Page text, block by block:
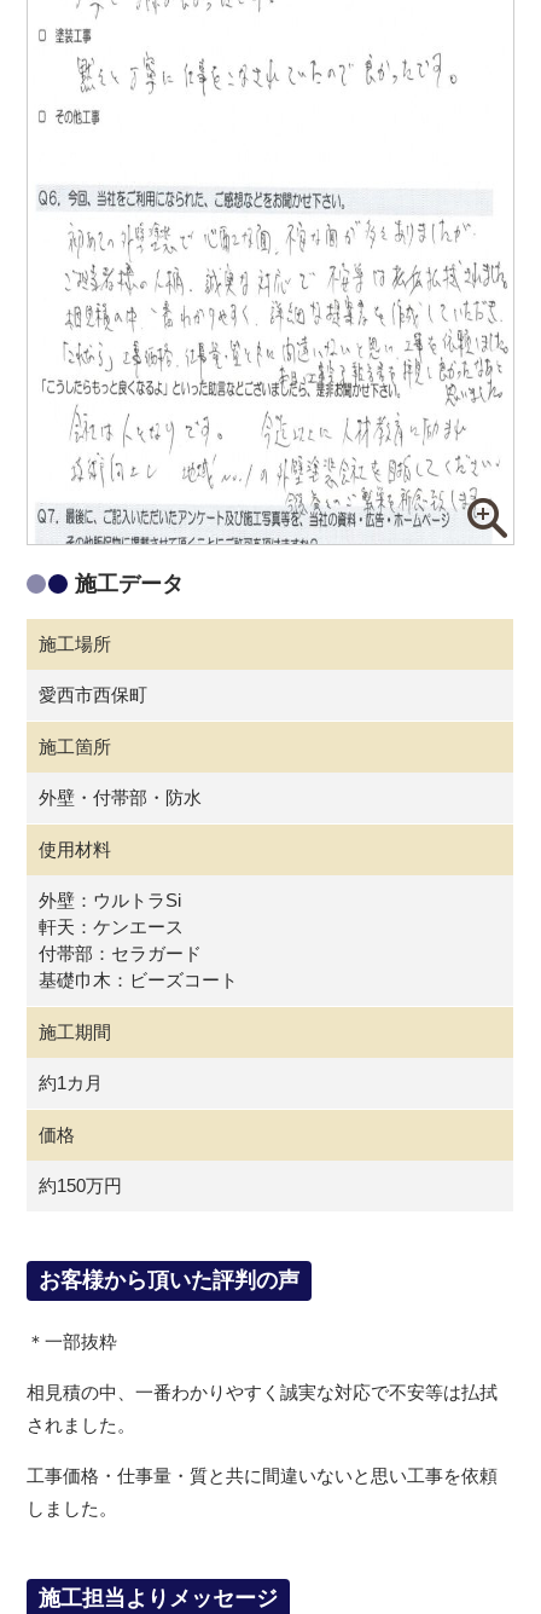
施工データ
施工場所
愛西市西保町
施工箇所
外壁・付帯部・防水
使用材料
外壁：ウルトラSi
軒天：ケンエース
付帯部：セラガード
基礎巾木：ビーズコート
施工期間
約1カ月
価格
約150万円
お客様から頂いた評判の声
＊一部抜粋
相見積の中、一番わかりやすく誠実な対応で不安等は払拭
されました。
工事価格・仕事量・質と共に間違いないと思い工事を依頼
しました。
施工担当よりメッセージ